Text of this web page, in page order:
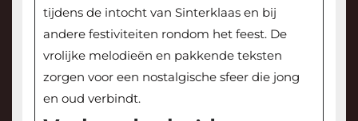
tijdens de intocht van Sinterklaas en bij
andere festiviteiten rondom het feest. De
vrolijke melodieën en pakkende teksten
zorgen voor een nostalgische sfeer die jong
en oud verbindt.